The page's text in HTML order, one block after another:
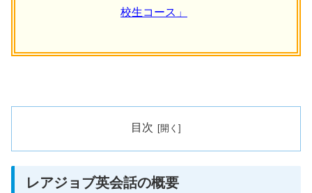
校生コース」
目次
レアジョブ英会話の概要